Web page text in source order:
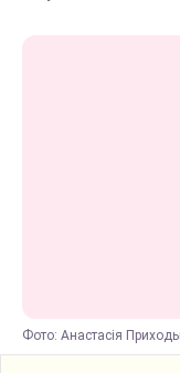
Фото: Анастасія